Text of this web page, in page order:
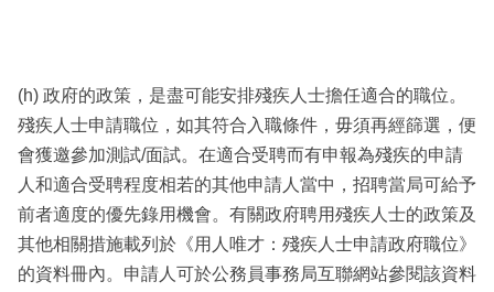
(h) 政府的政策，是盡可能安排殘疾人士擔任適合的職位。
殘疾人士申請職位，如其符合入職條件，毋須再經篩選，便
會獲邀參加測試/面試。在適合受聘而有申報為殘疾的申請
人和適合受聘程度相若的其他申請人當中，招聘當局可給予
前者適度的優先錄用機會。有關政府聘用殘疾人士的政策及
其他相關措施載列於《用人唯才：殘疾人士申請政府職位》
的資料冊內。申請人可於公務員事務局互聯網站參閱該資料